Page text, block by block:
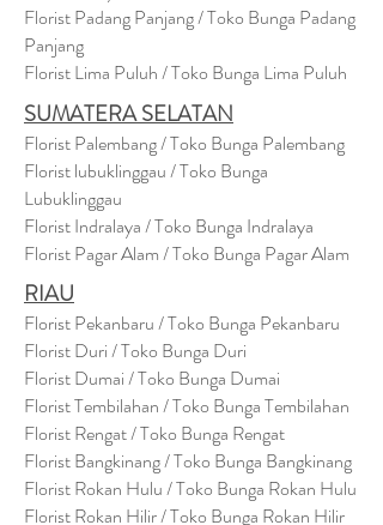
Florist Padang Panjang / Toko Bunga Padang
Panjang
Florist Lima Puluh / Toko Bunga Lima Puluh
SUMATERA SELATAN
Florist Palembang / Toko Bunga Palembang
Florist lubuklinggau / Toko Bunga
Lubuklinggau
Florist Indralaya / Toko Bunga Indralaya
Florist Pagar Alam / Toko Bunga Pagar Alam
RIAU
Florist Pekanbaru / Toko Bunga Pekanbaru
Florist Duri / Toko Bunga Duri
Florist Dumai / Toko Bunga Dumai
Florist Tembilahan / Toko Bunga Tembilahan
Florist Rengat / Toko Bunga Rengat
Florist Bangkinang / Toko Bunga Bangkinang
Florist Rokan Hulu / Toko Bunga Rokan Hulu
Florist Rokan Hilir / Toko Bunga Rokan Hilir